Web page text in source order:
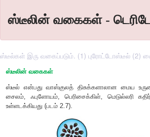
ஸ்டீலின் வகைகள் -
ஸ்டீல்கள் இரு வகைப்படும். (1) புரோட்டோஸ்டீல் (2)